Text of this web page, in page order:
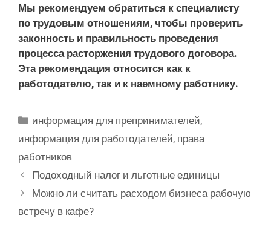
Мы рекомендуем обратиться к специалисту
по трудовым отношениям, чтобы проверить
законность и правильность проведения
процесса расторжения трудового договора.
Эта рекомендация относится как к
работодателю, так и к наемному работнику.
Рубрики
информация для препринимателей,
информация для работодателей, права
работников
Подоходный налог и льготные единицы
Можно ли считать расходом бизнеса рабочую
встречу в кафе?